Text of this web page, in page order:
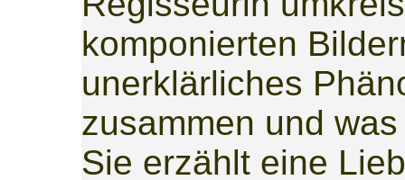
komponierten
unerklärliches
zusammen und
Sie erzählt eine